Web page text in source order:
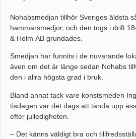
Nohabsmedjan tillhör Sveriges äldsta
hammarsmedjor, och den togs i drift
& Holm AB grundades.
Smedjan har funnits i de nuvarande
även om det är länge sedan Nohabs
den i allra högsta grad i bruk.
Bland annat tack vare konstsmeden
tisdagen var det dags att tända upp
efter julledigheten.
– Det känns väldigt bra och